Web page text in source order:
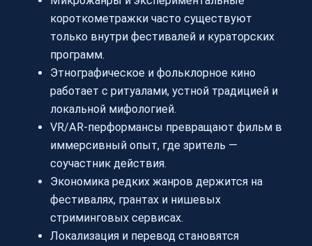
короткометражки часто существуют
только внутри фестивалей и кураторских
программ.
Этнографическое и фольклорное кино
работает с ритуалами, устной традицией и
локальной мифологией.
VR/AR-перформансы превращают фильм в
иммерсивный опыт, где зритель —
соучастник действия.
Экономика редких жанров держится на
фестивалях, грантах и нишевых
стриминговых сервисах.
Локализация и перевод становятся